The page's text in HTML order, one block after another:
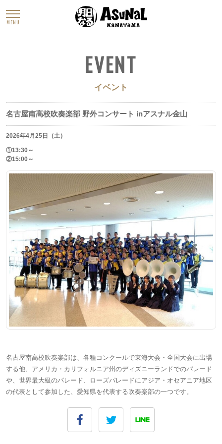
MENU
EVENT
イベント
名古屋南高校吹奏楽部 野外コンサート inアスナル金山
2026年4月25日（土）
①13:30～
②15:00～
名古屋南高校吹奏楽部は、各種コンクールで東海大会・全国大会に出場
する他、アメリカ・カリフォルニア州のディズニーランドでのパレード
や、世界最大級のパレード、ローズパレードにアジア・オセアニア地区
の代表として参加した、愛知県を代表する吹奏楽部の一つです。